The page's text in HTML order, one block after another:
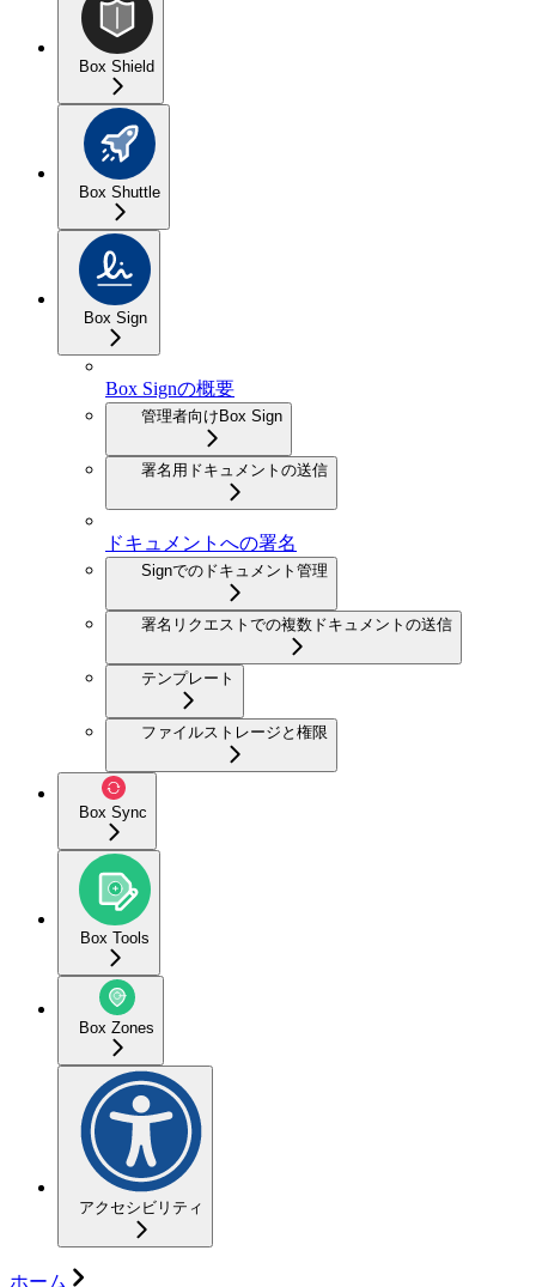
Box Shield
Box Shuttle
Box Sign
Box Signの概要
管理者向けBox Sign
署名用ドキュメントの送信
ドキュメントへの署名
Signでのドキュメント管理
署名リクエストでの複数ドキュメントの送信
テンプレート
ファイルストレージと権限
Box Sync
Box Tools
Box Zones
アクセシビリティ
ホーム